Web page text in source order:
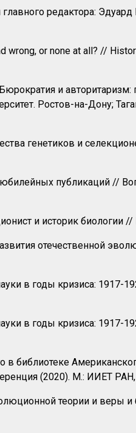
редактора:
or none at all? //
и
Ростов-на-Дону;
генетиков и
публикаций //
и историк биологии
отечественной
в годы кризиса: 1917-
в годы кризиса: 1917-
библиотеке
(2020). М.: ИИЕТ
теории и веры